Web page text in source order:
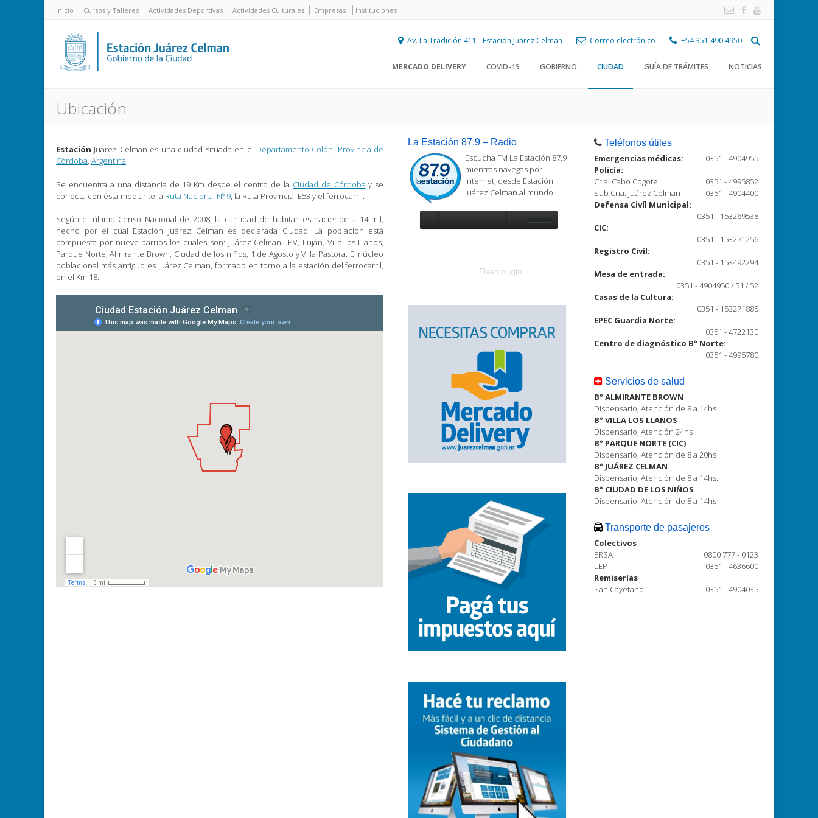
Inicio Cursos y Talleres Actividades Deportivas Actividades Culturales Empresas Instituciones
Av. La Tradición 411 - Estación Juárez Celman Correo electrónico +54 351 490 4950
MERCADO DELIVERY COVID-19 GOBIERNO CIUDAD GUÍA DE TRÁMITES NOTICIAS
Ubicación
Estación Juárez Celman es una ciudad situada en el Departamento Colón, Provincia de
Córdoba, Argentina.
Se encuentra a una distancia de 19 Km desde el centro de la Ciudad de Córdoba y se
conecta con ésta mediante la Ruta Nacional Nº 9 , la Ruta Provincial E53 y el ferrocarril.
Según el último Censo Nacional de 2008, la cantidad de habitantes haciende a 14 mil,
hecho por el cual Estación Juárez Celman es declarada Ciudad. La población está
compuesta por nueve barrios los cuales son: Juárez Celman, IPV, Luján, Villa los Llanos,
Parque Norte, Almirante Brown, Ciudad de los niños, 1 de Agosto y Villa Pastora. El núcleo
poblacional más antiguo es Juárez Celman, formado en torno a la estación del ferrocarril,
en el Km 18.
La Estación 87.9 – Radio
Escucha FM La Estación 87.9
mientras navegas por
internet, desde Estación
Juárez Celman al mundo
Flash plugin
Teléfonos útiles
Emergencias médicas:
0351 - 4904955
Policía:
Cria. Cabo Cogote
0351 - 4995852
Sub Cria. Juárez Celman
0351 - 4904400
Defensa Civíl Municipal:
0351 - 153269538
CIC:
0351 - 153271256
Registro Civíl:
0351 - 153492294
Mesa de entrada:
0351 - 4904950 / 51 / 52
Casas de la Cultura:
0351 - 153271885
EPEC Guardia Norte:
0351 - 4722130
Centro de diagnóstico B° Norte:
0351 - 4995780
Servicios de salud
B° ALMIRANTE BROWN
Dispensario, Atención de 8 a 14hs
B° VILLA LOS LLANOS
Dispensario, Atención 24hs
B° PARQUE NORTE (CIC)
Dispensario, Atención de 8 a 20hs
B° JUÁREZ CELMAN
Dispensario, Atención de 8 a 14hs.
B° CIUDAD DE LOS NIÑOS
Dispensario, Atención de 8 a 14hs
Transporte de pasajeros
Colectivos
ERSA
0800 777 - 0123
LEP
0351 - 4636600
Remiserías
San Cayetano
0351 - 4904035